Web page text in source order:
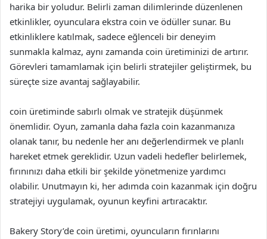
harika bir yoludur. Belirli zaman dilimlerinde düzenlenen
etkinlikler, oyunculara ekstra coin ve ödüller sunar. Bu
etkinliklere katılmak, sadece eğlenceli bir deneyim
sunmakla kalmaz, aynı zamanda coin üretiminizi de artırır.
Görevleri tamamlamak için belirli stratejiler geliştirmek, bu
süreçte size avantaj sağlayabilir.
coin üretiminde sabırlı olmak ve stratejik düşünmek
önemlidir. Oyun, zamanla daha fazla coin kazanmanıza
olanak tanır, bu nedenle her anı değerlendirmek ve planlı
hareket etmek gereklidir. Uzun vadeli hedefler belirlemek,
fırınınızı daha etkili bir şekilde yönetmenize yardımcı
olabilir. Unutmayın ki, her adımda coin kazanmak için doğru
stratejiyi uygulamak, oyunun keyfini artıracaktır.
Bakery Story’de coin üretimi, oyuncuların fırınlarını